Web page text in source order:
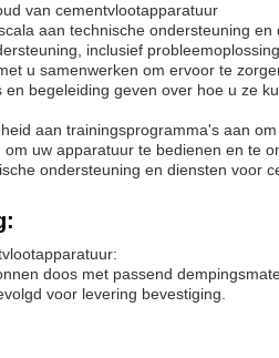
van cementvlootapparatuur
aan technische ondersteuning
inclusief
u samenwerken om ervoor te
begeleiding geven over hoe u ze
aan trainingsprogramma's aan
uw apparatuur te bedienen en te
ondersteuning en diensten voor
doos met passend
voor levering bevestiging.